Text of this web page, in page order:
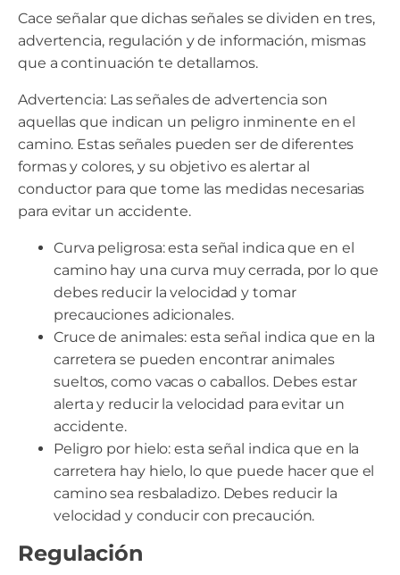
Cace señalar que dichas señales se dividen en tres,
advertencia, regulación y de información, mismas
que a continuación te detallamos.
Advertencia: Las señales de advertencia son
aquellas que indican un peligro inminente en el
camino. Estas señales pueden ser de diferentes
formas y colores, y su objetivo es alertar al
conductor para que tome las medidas necesarias
para evitar un accidente.
Curva peligrosa: esta señal indica que en el
camino hay una curva muy cerrada, por lo que
debes reducir la velocidad y tomar
precauciones adicionales.
Cruce de animales: esta señal indica que en la
carretera se pueden encontrar animales
sueltos, como vacas o caballos. Debes estar
alerta y reducir la velocidad para evitar un
accidente.
Peligro por hielo: esta señal indica que en la
carretera hay hielo, lo que puede hacer que el
camino sea resbaladizo. Debes reducir la
velocidad y conducir con precaución.
Regulación